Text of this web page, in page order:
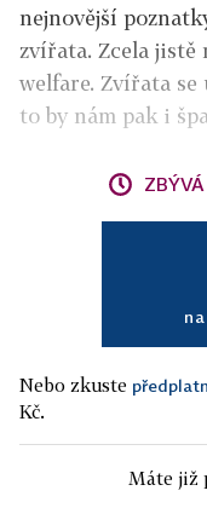
nejnovější
zvířata. Zcela jistě
welfare. Zvířata se
to by nám pak i
Nebo zkuste
Kč.
Máte již